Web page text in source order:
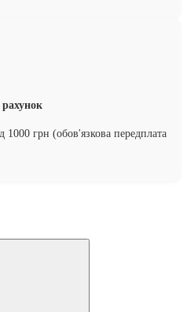
1000 грн (обов'язкова передплата